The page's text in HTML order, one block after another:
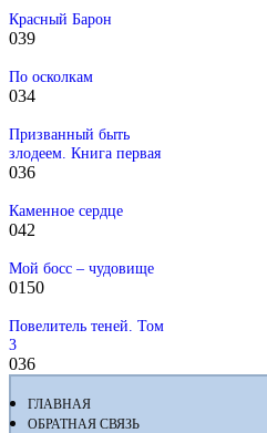
Красный Барон
039
По осколкам
034
Призванный быть
злодеем. Книга первая
036
Каменное сердце
042
Мой босс – чудовище
0150
Повелитель теней. Том
3
036
ГЛАВНАЯ
ОБРАТНАЯ СВЯЗЬ